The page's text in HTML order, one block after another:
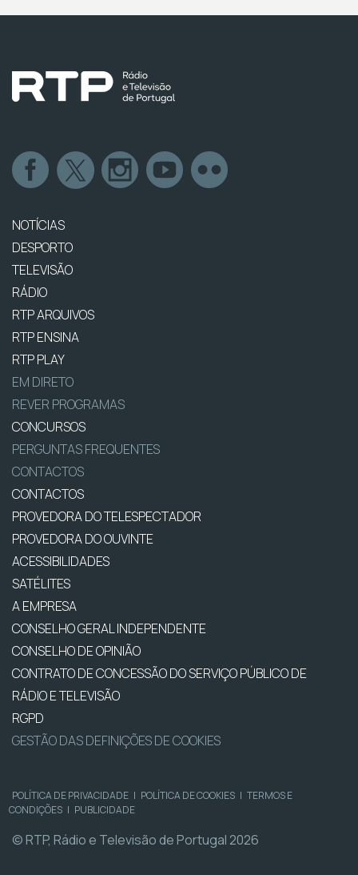
NOTÍCIAS
DESPORTO
TELEVISÃO
RÁDIO
RTP ARQUIVOS
RTP ENSINA
RTP PLAY
EM DIRETO
REVER PROGRAMAS
CONCURSOS
PERGUNTAS FREQUENTES
CONTACTOS
CONTACTOS
PROVEDORA DO TELESPECTADOR
PROVEDORA DO OUVINTE
ACESSIBILIDADES
SATÉLITES
A EMPRESA
CONSELHO GERAL INDEPENDENTE
CONSELHO DE OPINIÃO
CONTRATO DE CONCESSÃO DO SERVIÇO PÚBLICO DE
RÁDIO E TELEVISÃO
RGPD
GESTÃO DAS DEFINIÇÕES DE COOKIES
POLÍTICA DE PRIVACIDADE | POLÍTICA DE COOKIES | TERMOS E
CONDIÇÕES | PUBLICIDADE
© RTP, Rádio e Televisão de Portugal 2026